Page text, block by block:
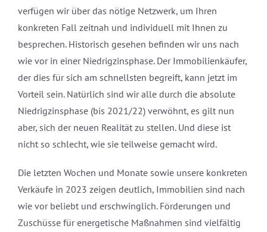
verfügen wir über das nötige Netzwerk, um Ihren
konkreten Fall zeitnah und individuell mit Ihnen zu
besprechen. Historisch gesehen befinden wir uns nach
wie vor in einer Niedrigzinsphase. Der Immobilienkäufer,
der dies für sich am schnellsten begreift, kann jetzt im
Vorteil sein. Natürlich sind wir alle durch die absolute
Niedrigzinsphase (bis 2021/22) verwöhnt, es gilt nun
aber, sich der neuen Realität zu stellen. Und diese ist
nicht so schlecht, wie sie teilweise gemacht wird.
Die letzten Wochen und Monate sowie unsere konkreten
Verkäufe in 2023 zeigen deutlich, Immobilien sind nach
wie vor beliebt und erschwinglich. Förderungen und
Zuschüsse für energetische Maßnahmen sind vielfältig